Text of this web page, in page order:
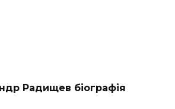
Радищев біографія